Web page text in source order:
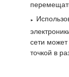
сети
точкой в